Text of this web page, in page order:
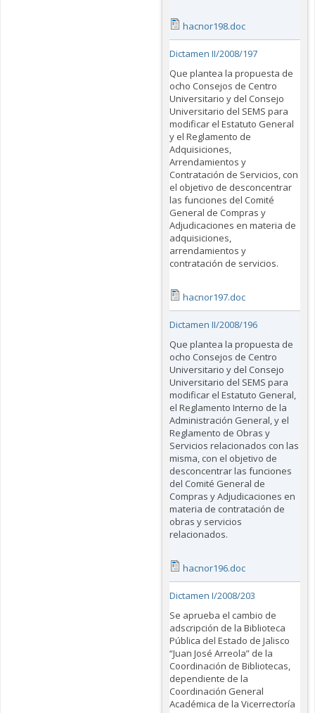
hacnor198.doc
Dictamen II/2008/197
Que plantea la propuesta de
ocho Consejos de Centro
Universitario y del Consejo
Universitario del SEMS para
modificar el Estatuto General
y el Reglamento de
Adquisiciones,
Arrendamientos y
Contratación de Servicios, con
el objetivo de desconcentrar
las funciones del Comité
General de Compras y
Adjudicaciones en materia de
adquisiciones,
arrendamientos y
contratación de servicios.
hacnor197.doc
Dictamen II/2008/196
Que plantea la propuesta de
ocho Consejos de Centro
Universitario y del Consejo
Universitario del SEMS para
modificar el Estatuto General,
el Reglamento Interno de la
Administración General, y el
Reglamento de Obras y
Servicios relacionados con las
misma, con el objetivo de
desconcentrar las funciones
del Comité General de
Compras y Adjudicaciones en
materia de contratación de
obras y servicios
relacionados.
hacnor196.doc
Dictamen I/2008/203
Se aprueba el cambio de
adscripción de la Biblioteca
Pública del Estado de Jalisco
“Juan José Arreola” de la
Coordinación de Bibliotecas,
dependiente de la
Coordinación General
Académica de la Vicerrectoría